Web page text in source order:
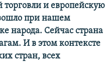
и европейскую
при нашем
народа. Сейчас страна
И в этом контексте
стран, всех